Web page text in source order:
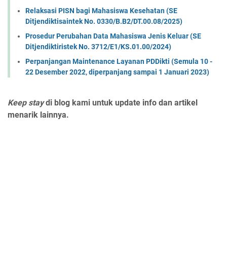
Relaksasi PISN bagi Mahasiswa Kesehatan (SE
Ditjendiktisaintek No. 0330/B.B2/DT.00.08/2025)
Prosedur Perubahan Data Mahasiswa Jenis Keluar (SE
Ditjendiktiristek No. 3712/E1/KS.01.00/2024)
Perpanjangan Maintenance Layanan PDDikti (Semula 10 -
22 Desember 2022, diperpanjang sampai 1 Januari 2023)
Keep staydi blog kami untuk update info dan artikel
menarik lainnya.